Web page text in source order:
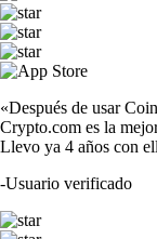
«Después de usar
Crypto.com es la
Llevo ya 4 años con
-Usuario verificado